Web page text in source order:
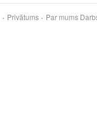
Privātums Par mums